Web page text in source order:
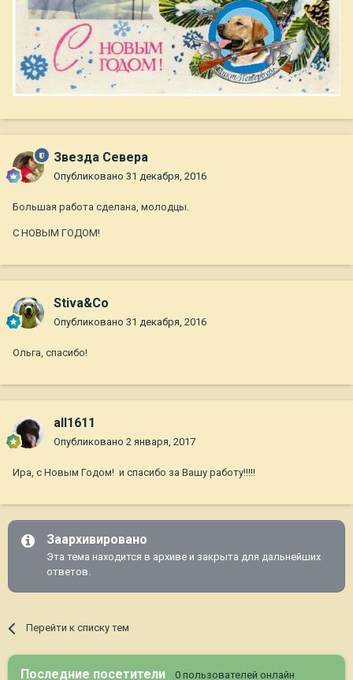
Звезда Севера
Опубликовано 31 декабря, 2016
Большая работа сделана, молодцы.
С НОВЫМ ГОДОМ!
Stiva&Co
Опубликовано 31 декабря, 2016
Ольга, спасибо!
all1611
Опубликовано 2 января, 2017
Ира, с Новым Годом! и спасибо за Вашу работу!!!!!
Заархивировано
Эта тема находится в архиве и закрыта для дальнейших
ответов.
Перейти к списку тем
Последние посетители 0 пользователей онлайн